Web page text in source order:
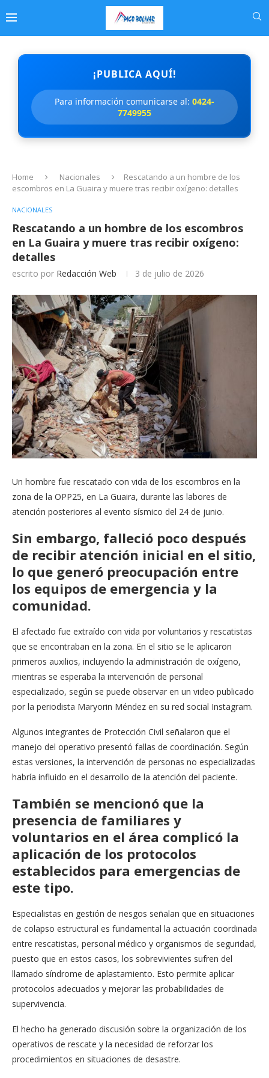
¡PUBLICA AQUÍ!
Para información comunicarse al: 0424-
7749955
Home Nacionales
Rescatando a un hombre de los
escombros en La Guaira y muere tras recibir oxígeno: detalles
NACIONALES
Rescatando a un hombre de los escombros
en La Guaira y muere tras recibir oxígeno:
detalles
escrito por Redacción Web 3 de julio de 2026
Un hombre fue rescatado con vida de los escombros en la
zona de la OPP25, en La Guaira, durante las labores de
atención posteriores al evento sísmico del 24 de junio.
Sin embargo, falleció poco después
de recibir atención inicial en el sitio,
lo que generó preocupación entre
los equipos de emergencia y la
comunidad.
El afectado fue extraído con vida por voluntarios y rescatistas
que se encontraban en la zona. En el sitio se le aplicaron
primeros auxilios, incluyendo la administración de oxígeno,
mientras se esperaba la intervención de personal
especializado, según se puede observar en un video publicado
por la periodista Maryorin Méndez en su red social Instagram.
Algunos integrantes de Protección Civil señalaron que el
manejo del operativo presentó fallas de coordinación. Según
estas versiones, la intervención de personas no especializadas
habría influido en el desarrollo de la atención del paciente.
También se mencionó que la
presencia de familiares y
voluntarios en el área complicó la
aplicación de los protocolos
establecidos para emergencias de
este tipo.
Especialistas en gestión de riesgos señalan que en situaciones
de colapso estructural es fundamental la actuación coordinada
entre rescatistas, personal médico y organismos de seguridad,
puesto que en estos casos, los sobrevivientes sufren del
llamado síndrome de aplastamiento. Esto permite aplicar
protocolos adecuados y mejorar las probabilidades de
supervivencia.
El hecho ha generado discusión sobre la organización de los
operativos de rescate y la necesidad de reforzar los
procedimientos en situaciones de desastre.